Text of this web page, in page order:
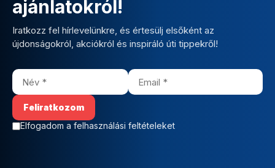
ajánlatokról!
Iratkozz fel hírlevelünkre, és értesülj elsőként az
újdonságokról, akciókról és inspiráló úti tippekről!
Elfogadom a felhasználási feltételeket